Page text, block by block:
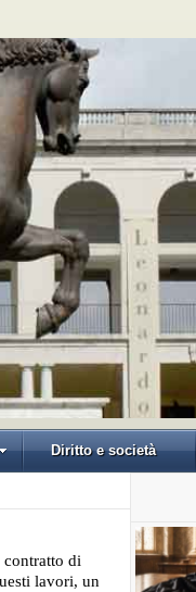
Diritto e società
di
lavori, un